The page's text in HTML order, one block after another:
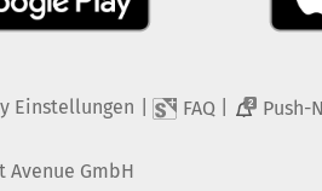
Einstellungen FAQ 2 Push-
Avenue GmbH